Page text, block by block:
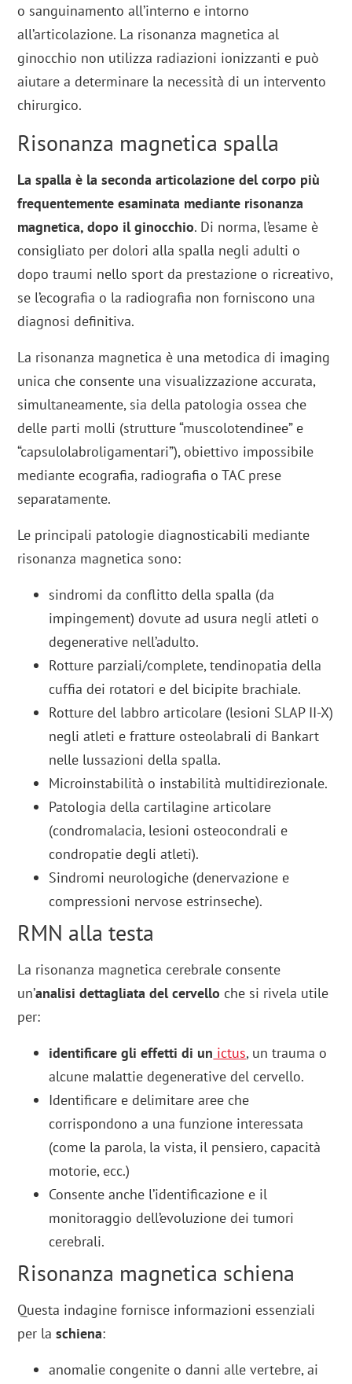
o sanguinamento all’interno e intorno
all’articolazione. La risonanza magnetica al
ginocchio non utilizza radiazioni ionizzanti e può
aiutare a determinare la necessità di un intervento
chirurgico.
Risonanza magnetica spalla
La spalla è la seconda articolazione del corpo più
frequentemente esaminata mediante risonanza
magnetica, dopo il ginocchio. Di norma, l’esame è
consigliato per dolori alla spalla negli adulti o
dopo traumi nello sport da prestazione o ricreativo,
se l’ecografia o la radiografia non forniscono una
diagnosi definitiva.
La risonanza magnetica è una metodica di imaging
unica che consente una visualizzazione accurata,
simultaneamente, sia della patologia ossea che
delle parti molli (strutture “muscolotendinee” e
“capsulolabroligamentari”), obiettivo impossibile
mediante ecografia, radiografia o TAC prese
separatamente.
Le principali patologie diagnosticabili mediante
risonanza magnetica sono:
sindromi da conflitto della spalla (da
impingement) dovute ad usura negli atleti o
degenerative nell’adulto.
Rotture parziali/complete, tendinopatia della
cuffia dei rotatori e del bicipite brachiale.
Rotture del labbro articolare (lesioni SLAP II-X)
negli atleti e fratture osteolabrali di Bankart
nelle lussazioni della spalla.
Microinstabilità o instabilità multidirezionale.
Patologia della cartilagine articolare
(condromalacia, lesioni osteocondrali e
condropatie degli atleti).
Sindromi neurologiche (denervazione e
compressioni nervose estrinseche).
RMN alla testa
La risonanza magnetica cerebrale consente
un’analisi dettagliata del cervello che si rivela utile
per:
identificare gli effetti di un ictus, un trauma o
alcune malattie degenerative del cervello.
Identificare e delimitare aree che
corrispondono a una funzione interessata
(come la parola, la vista, il pensiero, capacità
motorie, ecc.)
Consente anche l’identificazione e il
monitoraggio dell’evoluzione dei tumori
cerebrali.
Risonanza magnetica schiena
Questa indagine fornisce informazioni essenziali
per laschiena:
anomalie congenite o danni alle vertebre, ai